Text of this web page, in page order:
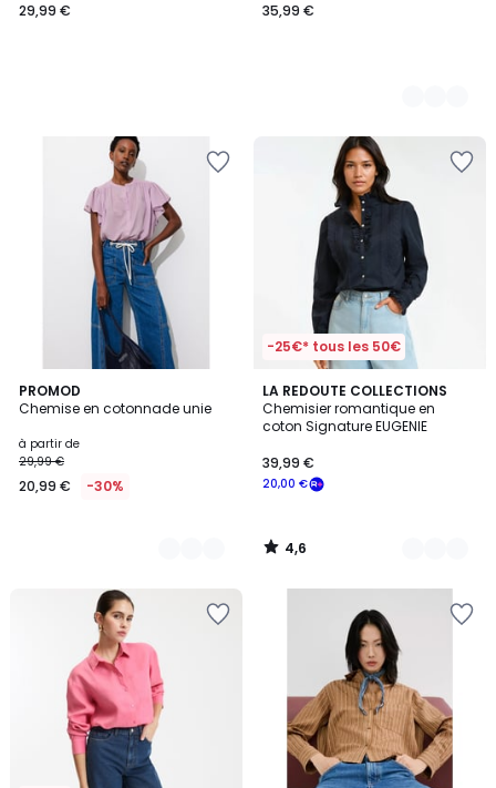
29,99 €
35,99 €
PROMOD
Chemise en cotonnade unie
à partir de
29,99 €
20,99 € -30%
2
Couleurs
-25€* tous les 50€
LA REDOUTE COLLECTIONS
Chemisier romantique en
coton Signature EUGENIE
20,00 €
39,99 €
4,6
/ 5
2
Couleurs
4,6
/